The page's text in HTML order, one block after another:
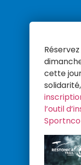
cette
l’outil